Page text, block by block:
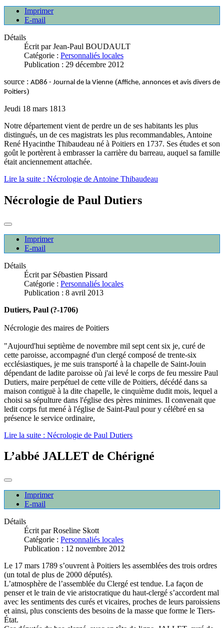
Imprimer
E-mail
Détails
Écrit parJean-Paul BOUDAULT
Catégorie : Personnaliés locales
Publication : 29 décembre 2012
source : AD86 - Journal de la Vienne (Affiche, annonces et avis divers de
Poitiers)
Jeudi 18 mars 1813
Notre département vient de perdre un de ses habitants les plus
distingués, un de ces magistrats les plus recommandables, Antoine
René Hyacinthe Thibaudeau né à Poitiers en 1737. Ses études et son
goût le portèrent à embrasser la carrière du barreau, auquel sa famille
était anciennement attachée.
Lire la suite : Nécrologie de Antoine Thibaudeau
Nécrologie de Paul Dutiers
Imprimer
E-mail
Détails
Écrit par Sébastien Pissard
Catégorie : Personnaliés locales
Publication : 8 avril 2013
Dutiers, Paul (?-1706)
Nécrologie des maires de Poitiers
"Aujourd'hui septième de novembre mil sept cent six je, curé de
cette paroisse, accompagné d'un clergé composé de trente-six
ecclésiastiques, je me suis transporté à la chapelle de Saint-Jouin
dépendant de ladite paroisse où j'ai levé le corps de feu messire Paul
Dutiers, maire perpétuel de cette ville de Poitiers, décédé dans sa
maison contiguë à la dite chapelle, le cinquième dudit mois, lequel a
choisi sa sépulture dans l'église des pères minimes. Il convenait que
ledit corps fut mené à l'église de Saint-Paul pour y célébré en sa
présence le service ordinaire,
Lire la suite : Nécrologie de Paul Dutiers
L’abbé JALLET de Chérigné
Imprimer
E-mail
Détails
Écrit parRoseline Skott
Catégorie : Personnaliés locales
Publication : 12 novembre 2012
Le 17 mars 1789 s’ouvrent à Poitiers les assemblées des trois ordres
(un total de plus de 2000 députés).
L’atmosphère de l’assemblée du Clergé est tendue. La façon de
penser et le train de vie aristocratique du haut-clergé s’accordent mal
avec les sentiments des curés et vicaires, proches de leurs paroissiens
et ainsi, plus conscients des besoins de la masse que forme le Tiers-
État.